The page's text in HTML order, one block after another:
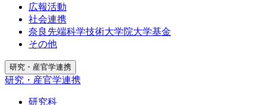
広報活動
社会連携
奈良先端科学技術大学院大学基金
その他
研究・産官学連携
研究・産官学連携
研究科